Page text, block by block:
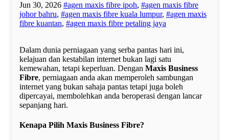
Jun 30, 2026 #agen maxis fibre ipoh, #agen maxis fibre
johor bahru, #agen maxis fibre kuala lumpur, #agen maxis
fibre kuantan, #agen maxis fibre petaling jaya
Dalam dunia perniagaan yang serba pantas hari ini,
kelajuan dan kestabilan internet bukan lagi satu
kemewahan, tetapi keperluan. Dengan Maxis Business
Fibre, perniagaan anda akan memperoleh sambungan
internet yang bukan sahaja pantas tetapi juga boleh
dipercayai, membolehkan anda beroperasi dengan lancar
sepanjang hari.
Kenapa Pilih Maxis Business Fibre?